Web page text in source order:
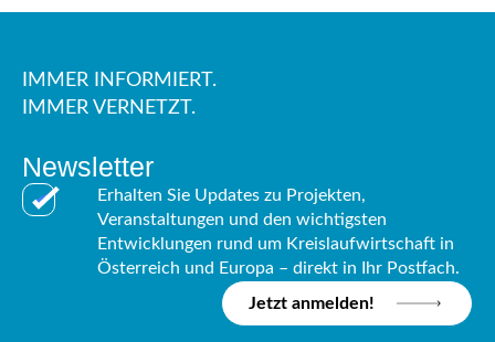
IMMER INFORMIERT.
IMMER VERNETZT.
Newsletter
Erhalten Sie Updates zu Projekten,
Veranstaltungen und den wichtigsten
Entwicklungen rund um Kreislaufwirtschaft in
Österreich und Europa – direkt in Ihr Postfach.
Jetzt anmelden!